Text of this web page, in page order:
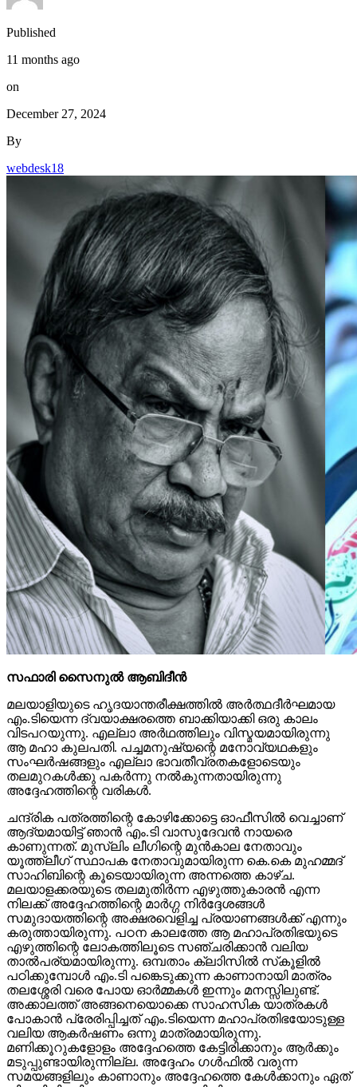
Published
11 months ago
on
December 27, 2024
By
webdesk18
സഫാരി സൈനുല്‍ ആബിദീന്‍
മലയാളിയുടെ ഹൃദയാന്തരീക്ഷത്തില്‍ അര്‍ത്ഥദീര്‍ഘമായ
എം.ടിയെന്ന ദ്വയാക്ഷരത്തെ ബാക്കിയാക്കി ഒരു കാലം
വിടപറയുന്നു. എല്ലാ അര്‍ഥത്തിലും വിസ്മയമായിരുന്നു
ആ മഹാ കുലപതി. പച്ചമനുഷ്യന്റെ മനോവ്യഥകളും
സംഘര്‍ഷങ്ങളും എല്ലാ ഭാവതീവ്രതകളോടെയും
തലമുറകള്‍ക്കു പകര്‍ന്നു നല്‍കുന്നതായിരുന്നു
അദ്ദേഹത്തിന്റെ വരികള്‍.
ചന്ദ്രിക പത്രത്തിന്റെ കോഴിക്കോട്ടെ ഓഫീസില്‍ വെച്ചാണ്
ആദ്യമായിട്ട് ഞാന്‍ എം.ടി വാസുദേവന്‍ നായരെ
കാണുന്നത്. മുസ്ലിം ലീഗിന്റെ മുന്‍കാല നേതാവും
യൂത്ത്ലീഗ് സ്ഥാപക നേതാവുമായിരുന്ന കെ.കെ മുഹമ്മദ്
സാഹിബിന്റെ കൂടെയായിരുന്ന അന്നത്തെ കാഴ്ച.
മലയാളക്കരയുടെ തലമുതിര്‍ന്ന എഴുത്തുകാരന്‍ എന്ന
നിലക്ക് അദ്ദേഹത്തിന്റെ മാര്‍ഗ്ഗ നിര്‍ദ്ദേശങ്ങള്‍
സമുദായത്തിന്റെ അക്ഷരവെളിച്ച പ്രയാണങ്ങള്‍ക്ക് എന്നും
കരുത്തായിരുന്നു. പഠന കാലത്തേ ആ മഹാപ്രതിഭയുടെ
എഴുത്തിന്റെ ലോകത്തിലൂടെ സഞ്ചരിക്കാന്‍ വലിയ
താല്‍പര്യമായിരുന്നു. ഒമ്പതാം ക്ലാിസില്‍ സ്‌കൂളില്‍
പഠിക്കുമ്പോള്‍ എം.ടി പങ്കെടുക്കുന്ന കാണാനായി മാത്രം
തലശ്ശേരി വരെ പോയ ഓര്‍മ്മകള്‍ ഇന്നും മനസ്സിലുണ്ട്.
അക്കാലത്ത് അങ്ങനെയൊക്കെ സാഹസിക യാത്രകള്‍
പോകാന്‍ പ്രേരിപ്പിച്ചത് എം.ടിയെന്ന മഹാപ്രതിഭയോടുള്ള
വലിയ ആകര്‍ഷണം ഒന്നു മാത്രമായിരുന്നു.
മണിക്കൂറുകളോളം അദ്ദേഹത്തെ കേട്ടിരിക്കാനും ആര്‍ക്കും
മടുപ്പുണ്ടായിരുന്നില്ല. അദ്ദേഹം ഗള്‍ഫില്‍ വരുന്ന
സമയങ്ങളിലും കാണാനും അദ്ദേഹത്തെ കേള്‍ക്കാനും ഏത്
തിരക്കിനിടയിലും സമയം കണ്ടത്തിയിരുന്നു